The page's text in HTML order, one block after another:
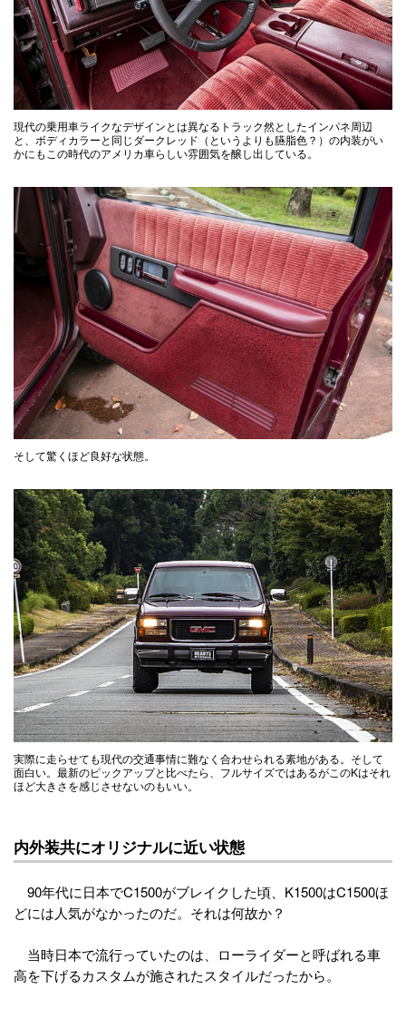
現代の乗用車ライクなデザインとは異なるトラック然としたインパネ周辺
と、ボディカラーと同じダークレッド（というよりも臙脂色？）の内装がい
かにもこの時代のアメリカ車らしい雰囲気を醸し出している。
そして驚くほど良好な状態。
実際に走らせても現代の交通事情に難なく合わせられる素地がある。そして
面白い。最新のピックアップと比べたら、フルサイズではあるがこのKはそれ
ほど大きさを感じさせないのもいい。
内外装共にオリジナルに近い状態
90年代に日本でC1500がブレイクした頃、K1500はC1500ほ
どには人気がなかったのだ。それは何故か？
当時日本で流行っていたのは、ローライダーと呼ばれる車
高を下げるカスタムが施されたスタイルだったから。